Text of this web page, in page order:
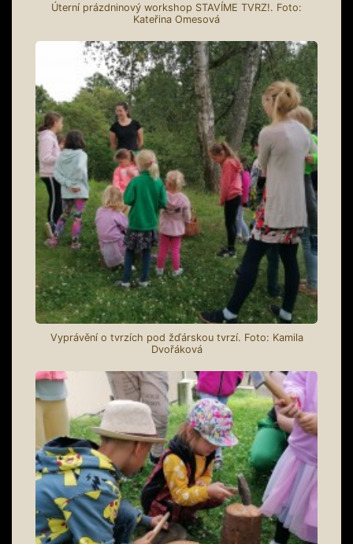
Úterní prázdninový workshop STAVÍME TVRZ!. Foto:
Kateřina Omesová
Vyprávění o tvrzích pod žďárskou tvrzí. Foto: Kamila
Dvořáková